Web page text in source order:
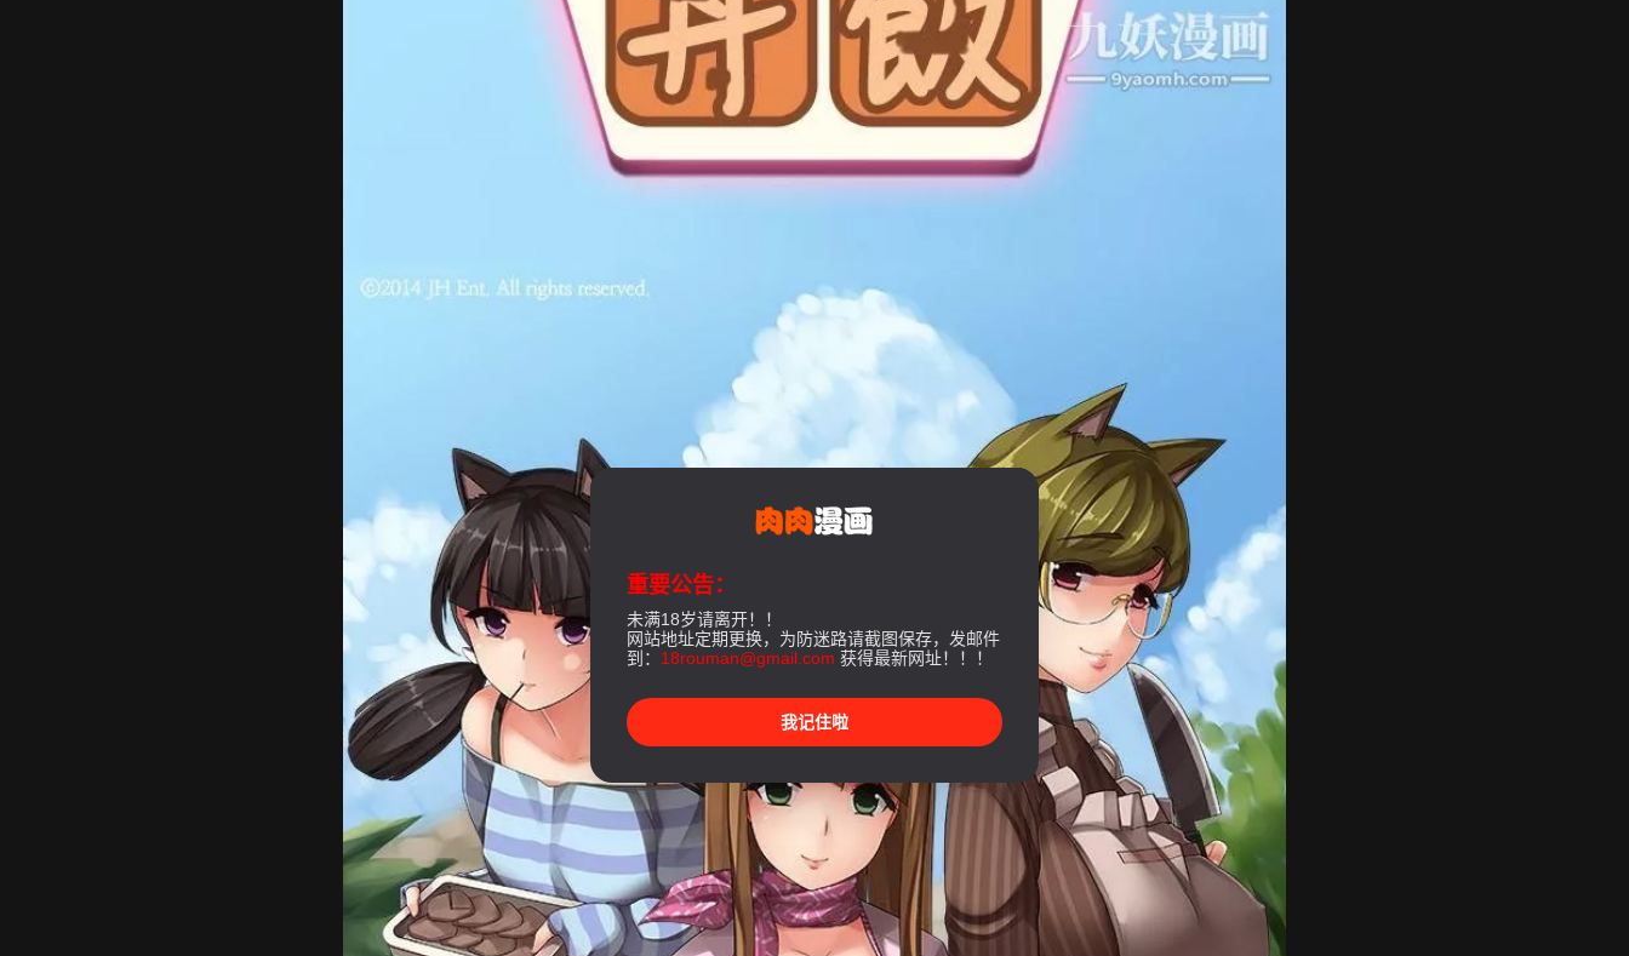
重要公告：
未满18岁请离开！！
网站地址定期更换，为防迷路请截图保存，发邮件
到： 18rouman@gmail.com 获得最新网址！！！
我记住啦